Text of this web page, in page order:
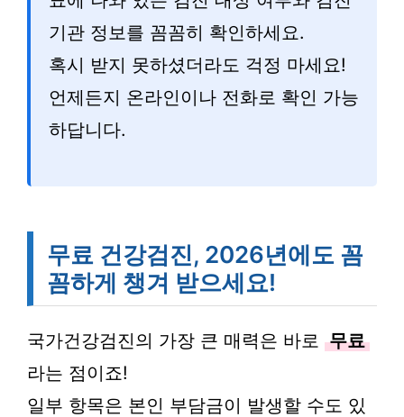
기관 정보를 꼼꼼히 확인하세요.
혹시 받지 못하셨더라도 걱정 마세요!
언제든지 온라인이나 전화로 확인 가능
하답니다.
무료 건강검진, 2026년에도 꼼
꼼하게 챙겨 받으세요!
국가건강검진의 가장 큰 매력은 바로 무료
라는 점이죠!
일부 항목은 본인 부담금이 발생할 수도 있